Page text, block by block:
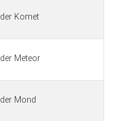
der Komet
der Meteor
der Mond